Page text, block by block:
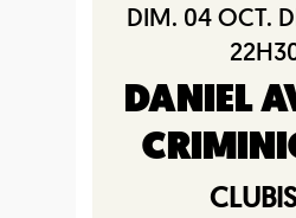
DIM. 04 OCT.
DANIEL